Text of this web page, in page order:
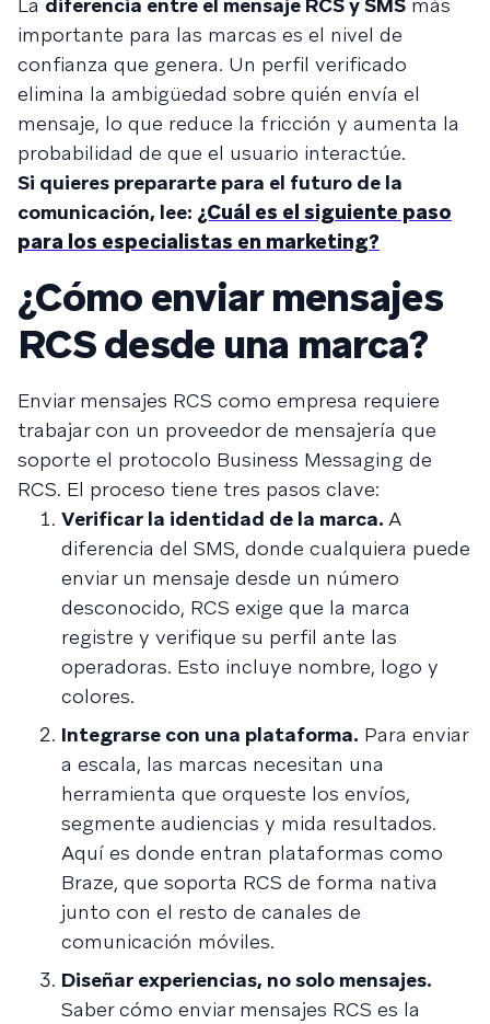
importante para las marcas es el nivel de
confianza que genera. Un perfil verificado
elimina la ambigüedad sobre quién envía el
mensaje, lo que reduce la fricción y aumenta la
probabilidad de que el usuario interactúe.
Si quieres prepararte para el futuro de la
comunicación, lee: ¿Cuál es el siguiente paso
para los especialistas en marketing?
¿Cómo enviar mensajes
RCS desde una marca?
Enviar mensajes RCS como empresa requiere
trabajar con un proveedor de mensajería que
soporte el protocolo Business Messaging de
RCS. El proceso tiene tres pasos clave:
Verificar la identidad de la marca. A
diferencia del SMS, donde cualquiera puede
enviar un mensaje desde un número
desconocido, RCS exige que la marca
registre y verifique su perfil ante las
operadoras. Esto incluye nombre, logo y
colores.
Integrarse con una plataforma. Para enviar
a escala, las marcas necesitan una
herramienta que orqueste los envíos,
segmente audiencias y mida resultados.
Aquí es donde entran plataformas como
Braze, que soporta RCS de forma nativa
junto con el resto de canales de
comunicación móviles.
Diseñar experiencias, no solo mensajes.
Saber cómo enviar mensajes RCS es la